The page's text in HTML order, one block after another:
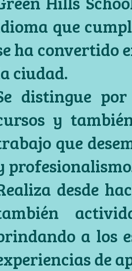
que
ha convertido
ciudad.
distingue
y
que
desde
a los
de